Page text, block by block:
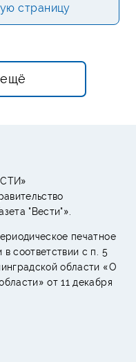
страницу
ещё
"Вести"».
печатное
соответствии с п. 5
области «О
от 11 декабря